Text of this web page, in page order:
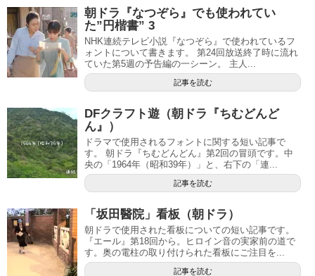
朝ドラ『なつぞら』でも使われてい
た”円楷書” 3
NHK連続テレビ小説『なつぞら』で使われているフ
ォントについて書きます。 第24回放送終了時に流れ
ていた第5週の予告編の一シーン。 主人...
記事を読む
DFクラフト遊（朝ドラ『ちむどんど
ん』）
ドラマで使用されるフォントに関する短い記事で
す。 朝ドラ『ちむどんどん』第2回の冒頭です。中
央の「1964年（昭和39年）」と、右下の「連...
記事を読む
「坂田醫院」看板（朝ドラ）
朝ドラで使用された看板についての短い記事です。
『エール』第18回から。ヒロイン音の実家前の道で
す。奥の電柱の取り付けられた看板にご注目を...
記事を読む